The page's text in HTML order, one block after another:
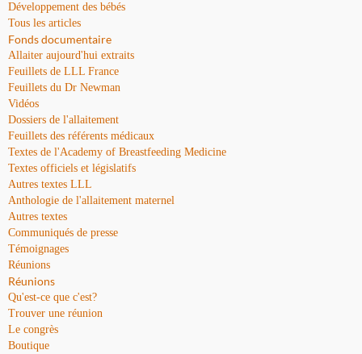
Développement des bébés
Tous les articles
Fonds documentaire
Allaiter aujourd'hui extraits
Feuillets de LLL France
Feuillets du Dr Newman
Vidéos
Dossiers de l'allaitement
Feuillets des référents médicaux
Textes de l'Academy of Breastfeeding Medicine
Textes officiels et législatifs
Autres textes LLL
Anthologie de l'allaitement maternel
Autres textes
Communiqués de presse
Témoignages
Réunions
Réunions
Qu'est-ce que c'est?
Trouver une réunion
Le congrès
Boutique